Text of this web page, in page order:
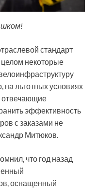
стандарт
некоторые
на льготных условиях
отвечающие
эффективность
с заказами не
Митюков.
что год назад
оснащенный